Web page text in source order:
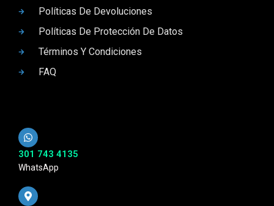
Políticas De Devoluciones
Políticas De Protección De Datos
Términos Y Condiciones
FAQ
301 743 4135
WhatsApp